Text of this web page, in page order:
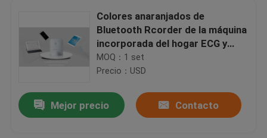
Colores anaranjados de
Bluetooth Rcorder de la máquina
incorporada del hogar ECG y
verdes grises blancos
MOQ：1 set
Precio：USD
Mejor precio Contacto